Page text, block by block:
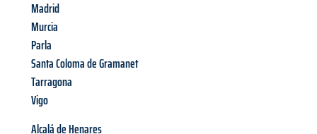
Madrid
Murcia
Parla
Santa Coloma de Gramanet
Tarragona
Vigo
Alcalá de Henares